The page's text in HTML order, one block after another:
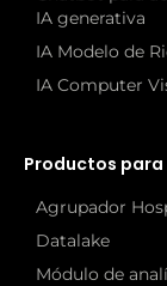
IA generativa
IA Modelo de
IA Computer
Productos
Agrupador
Datalake
Módulo de